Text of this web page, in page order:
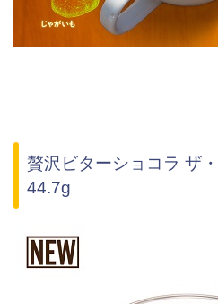
贅沢ビターショコラ ザ
44.7g